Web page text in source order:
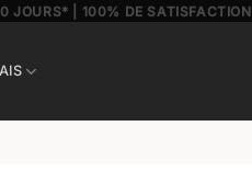
JOURS* | 100% DE SATISFACTION